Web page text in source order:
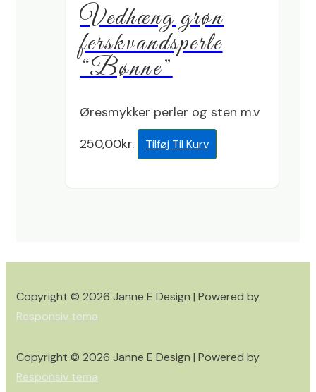
Vedhæng grøn
ferskvandsperle
“Bønne”
Øresmykker perler og sten m.v
250,00kr. Tilføj Til Kurv
Copyright © 2026 Janne E Design | Powered by
Responsiv tema
Copyright © 2026 Janne E Design | Powered by
Responsiv tema